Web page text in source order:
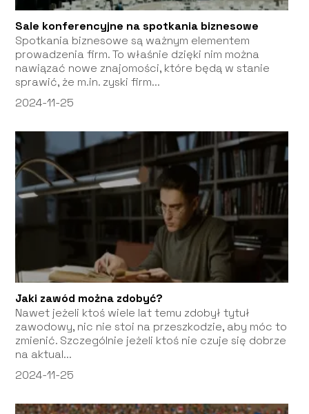
Sale konferencyjne na spotkania biznesowe
Spotkania biznesowe są ważnym elementem
prowadzenia firm. To właśnie dzięki nim można
nawiązać nowe znajomości, które będą w stanie
sprawić, że m.in. zyski firm...
2024-11-25
Jaki zawód można zdobyć?
Nawet jeżeli ktoś wiele lat temu zdobył tytuł
zawodowy, nic nie stoi na przeszkodzie, aby móc to
zmienić. Szczególnie jeżeli ktoś nie czuje się dobrze
na aktual...
2024-11-25